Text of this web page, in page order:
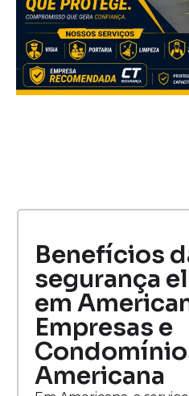
Benefícios
segurança
em
Empresas e
Americana